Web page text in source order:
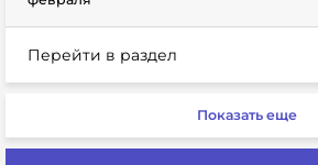
Перейти в раздел
Показать еще